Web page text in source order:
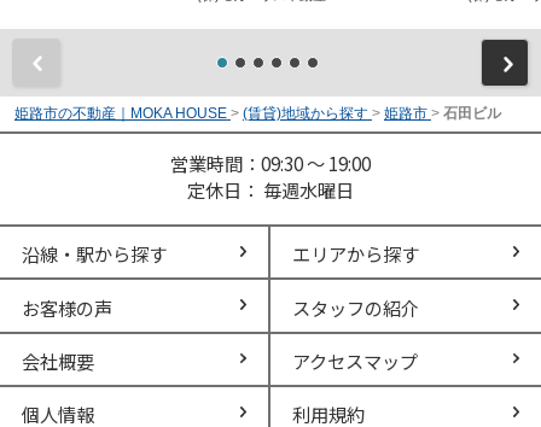
姫路市の不動産｜MOKA HOUSE > (賃貸)地域から探す > 姫路市 > 石田ビル
営業時間：09:30 ～ 19:00
定休日： 毎週水曜日
沿線・駅から探す エリアから探す
お客様の声 スタッフの紹介
会社概要 アクセスマップ
個人情報 利用規約